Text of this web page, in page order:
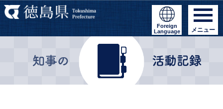
Foreign
Language
メニュー